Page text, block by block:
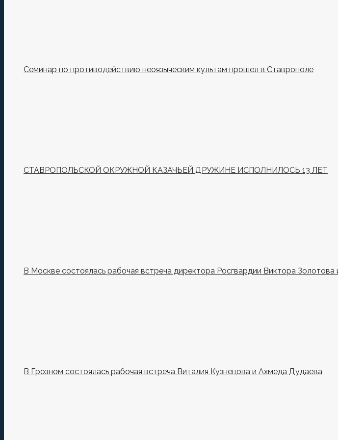
Семинар по противодействию неоязыческим культам прошел в Ставрополе
СТАВРОПОЛЬСКОЙ ОКРУЖНОЙ КАЗАЧЬЕЙ ДРУЖИНЕ ИСПОЛНИЛОСЬ 13 ЛЕТ
В Москве состоялась рабочая встреча директора Росгвардии Виктора
В Грозном состоялась рабочая встреча Виталия Кузнецова и Ахмеда Дудаева